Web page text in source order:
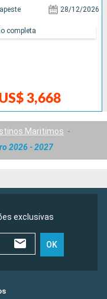
28/12/2026
3,668
completa
Maritimos
2026 - 2027
exclusivas
OK